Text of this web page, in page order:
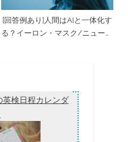
[回答例あり]人間はAIと一体化す
る？イーロン・マスク/ニューラ
英検日程カレンダ